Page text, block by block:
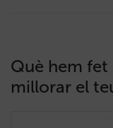
Què hem
millorar el